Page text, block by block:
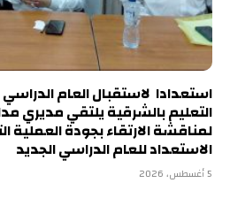
استعدادا لاستقبال العام
التعليم بالشرقية يلتقي مديري
لمناقشة الارتقاء بجودة العملية
الاستعداد للعام الدراسي الجديد
5 أغسطس، 2026